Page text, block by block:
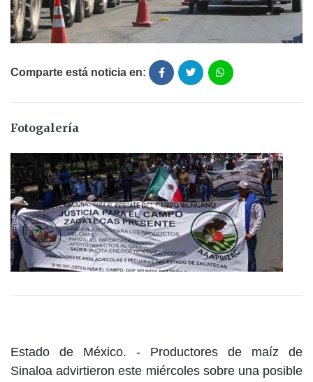
Comparte está noticia en:
Fotogalería
Estado de México. - Productores de maíz de
Sinaloa advirtieron este miércoles sobre una posible